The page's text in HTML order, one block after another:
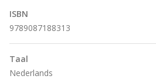
ISBN
9789087188313
Taal
Nederlands